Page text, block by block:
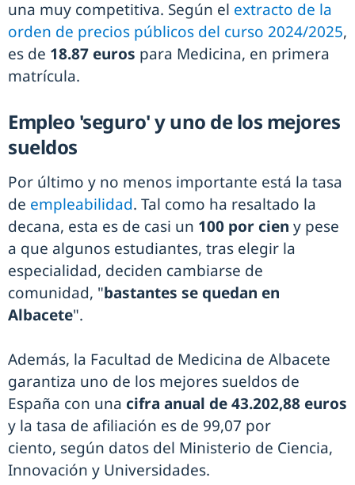
una muy competitiva. Según el extracto de la
orden de precios públicos del curso 2024/2025,
es de 18.87 euros para Medicina, en primera
matrícula.
Empleo 'seguro' y uno de los mejores
sueldos
Por último y no menos importante está la tasa
de empleabilidad. Tal como ha resaltado la
decana, esta es de casi un 100 por cien y pese
a que algunos estudiantes, tras elegir la
especialidad, deciden cambiarse de
comunidad, "bastantes se quedan en
Albacete".
Además, la Facultad de Medicina de Albacete
garantiza uno de los mejores sueldos de
España con una cifra anual de 43.202,88 euros
y la tasa de afiliación es de 99,07 por
ciento, según datos del Ministerio de Ciencia,
Innovación y Universidades.